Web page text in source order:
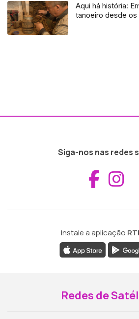
Aqui há história:
tanoeiro desde os
Siga-nos nas redes
Instale a aplicação
Redes de